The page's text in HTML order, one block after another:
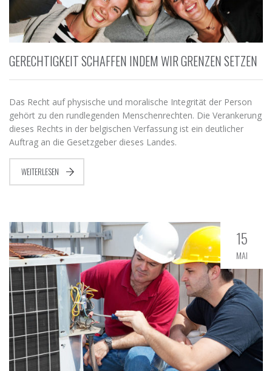
GERECHTIGKEIT SCHAFFEN INDEM WIR GRENZEN SETZEN
Das Recht auf physische und moralische Integrität der Person
gehört zu den rundlegenden Menschenrechten. Die Verankerung
dieses Rechts in der belgischen Verfassung ist ein deutlicher
Auftrag an die Gesetzgeber dieses Landes.
WEITERLESEN
15
MAI